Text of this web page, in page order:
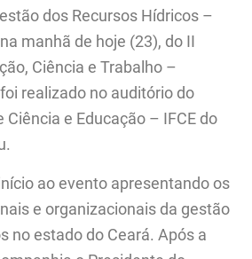
dos Recursos Hídricos –
manhã de hoje (23), do II
Ciência e Trabalho –
realizado no auditório do
e Educação – IFCE do
ao evento apresentando os
e organizacionais da gestão
no estado do Ceará. Após a